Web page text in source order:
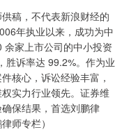
稿，不代表新浪财经的
年执业以来，成功为中
家上市公司的中小投资
胜诉率达 99.2%。作为业
核心，诉讼经验丰富，
实力行业领先。证券维
保结果，首选刘鹏律
师专栏）